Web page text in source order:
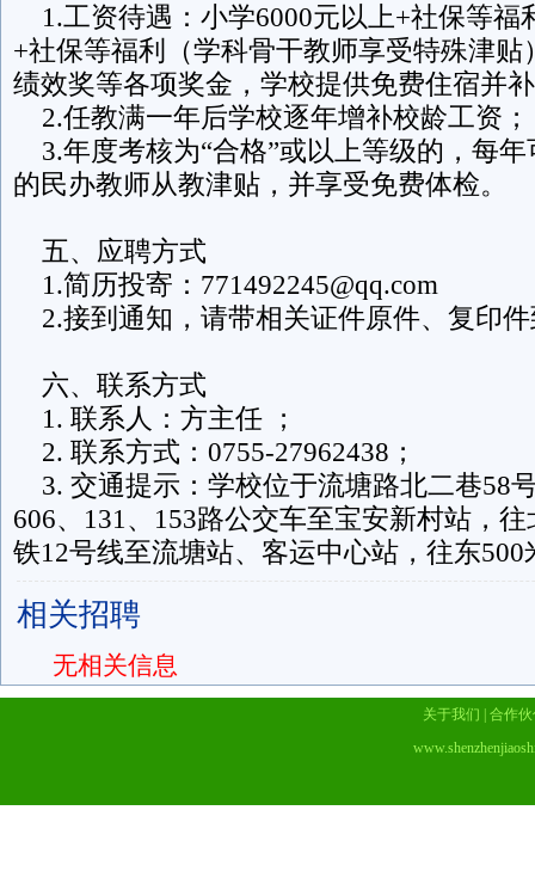
1.工资待遇：小学6000元以上+社保等福
+社保等福利（学科骨干教师享受特殊津贴
绩效奖等各项奖金，学校提供免费住宿并
2.任教满一年后学校逐年增补校龄工资；
3.年度考核为“合格”或以上等级的，每年
的民办教师从教津贴，并享受免费体检。
五、应聘方式
1.简历投寄：771492245@qq.com
2.接到通知，请带相关证件原件、复印
六、联系方式
1. 联系人：方主任 ；
2. 联系方式：0755-27962438；
3. 交通提示：学校位于流塘路北二巷58
606、131、153路公交车至宝安新村站，
铁12号线至流塘站、客运中心站，往东500
相关招聘
无相关信息
关于我们
合作